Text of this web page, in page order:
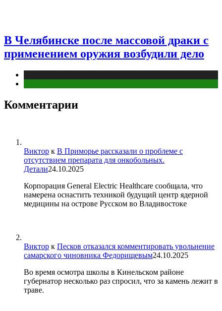
В Челябинске после массовой драки с
применением оружия возбудили дело
Комментарии
Виктор к В Приморье рассказали о проблеме с
отсутствием препарата для онкобольных.
Детали24.10.2025
Корпорация General Electric Healthcare сообщала, что
намерена оснастить техникой будущий центр ядерной
медицины на острове Русском во Владивостоке
Виктор к Песков отказался комментировать увольнение
самарского чиновника Федорищевым24.10.2025
Во время осмотра школы в Кинельском районе
губернатор несколько раз спросил, что за камень лежит в
траве.